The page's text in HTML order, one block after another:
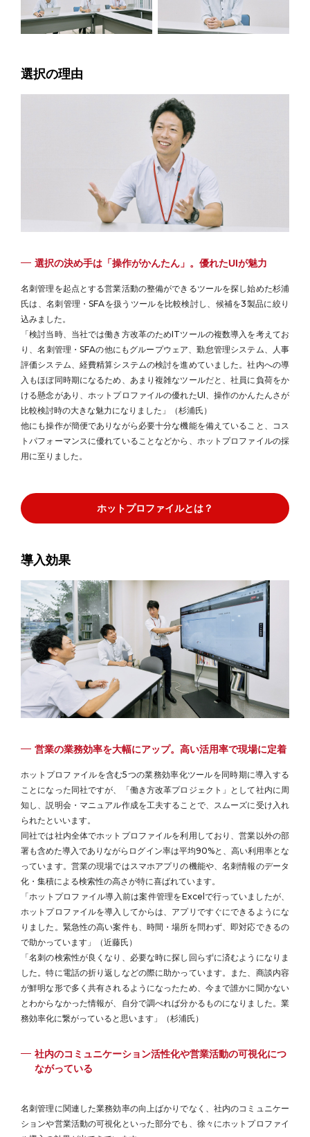
選択の理由
選択の決め手は「操作がかんたん」。優れたUIが魅力
名刺管理を起点とする営業活動の整備ができるツールを探し始めた杉浦
氏は、名刺管理・SFAを扱うツールを比較検討し、候補を3製品に絞り
込みました。
「検討当時、当社では働き方改革のためITツールの複数導入を考えてお
り、名刺管理・SFAの他にもグループウェア、勤怠管理システム、人事
評価システム、経費精算システムの検討を進めていました。社内への導
入もほぼ同時期になるため、あまり複雑なツールだと、社員に負荷をか
ける懸念があり、ホットプロファイルの優れたUI、操作のかんたんさが
比較検討時の大きな魅力になりました」（杉浦氏）
他にも操作が簡便でありながら必要十分な機能を備えていること、コス
トパフォーマンスに優れていることなどから、ホットプロファイルの採
用に至りました。
ホットプロファイルとは？
導入効果
営業の業務効率を大幅にアップ。高い活用率で現場に定着
ホットプロファイルを含む5つの業務効率化ツールを同時期に導入する
ことになった同社ですが、「働き方改革プロジェクト」として社内に周
知し、説明会・マニュアル作成を工夫することで、スムーズに受け入れ
られたといいます。
同社では社内全体でホットプロファイルを利用しており、営業以外の部
署も含めた導入でありながらログイン率は平均90%と、高い利用率とな
っています。営業の現場ではスマホアプリの機能や、名刺情報のデータ
化・集積による検索性の高さが特に喜ばれています。
「ホットプロファイル導入前は案件管理をExcelで行っていましたが、
ホットプロファイルを導入してからは、アプリですぐにできるようにな
りました。緊急性の高い案件も、時間・場所を問わず、即対応できるの
で助かっています」（近藤氏）
「名刺の検索性が良くなり、必要な時に探し回らずに済むようになりま
した。特に電話の折り返しなどの際に助かっています。また、商談内容
が鮮明な形で多く共有されるようになったため、今まで誰かに聞かない
とわからなかった情報が、自分で調べれば分かるものになりました。業
務効率化に繋がっていると思います」（杉浦氏）
社内のコミュニケーション活性化や営業活動の可視化につ
ながっている
名刺管理に関連した業務効率の向上ばかりでなく、社内のコミュニケー
ションや営業活動の可視化といった部分でも、徐々にホットプロファイ